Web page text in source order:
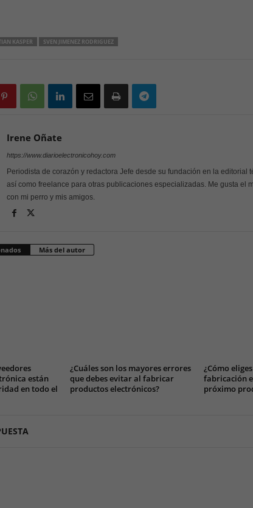
KASPER SVEN JIMENEZ RODRIGUEZ
Irene Oñate
https://www.diarioelectronicohoy.com
Periodista de corazón y redactora Jefe desde su fundación en la editorial
así como freelance para otras publicaciones especializadas. Me gusta el
con mi perro y mis amigos.
Más del autor
están
en todo el
¿Cuáles son los mayores errores
que debes evitar al fabricar
productos electrónicos?
¿Cómo
fabricación
próximo